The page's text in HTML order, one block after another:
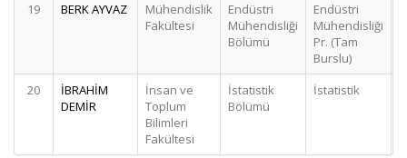
19
BERK AYVAZ
Mühendislik
Fakültesi
Endüstri
Mühendisliği
Bölümü
Endüstri
Mühendisliği
Pr. (Tam
Burslu)
20
İBRAHİM
DEMİR
İnsan ve
Toplum
Bilimleri
Fakültesi
İstatistik
Bölümü
İstatistik